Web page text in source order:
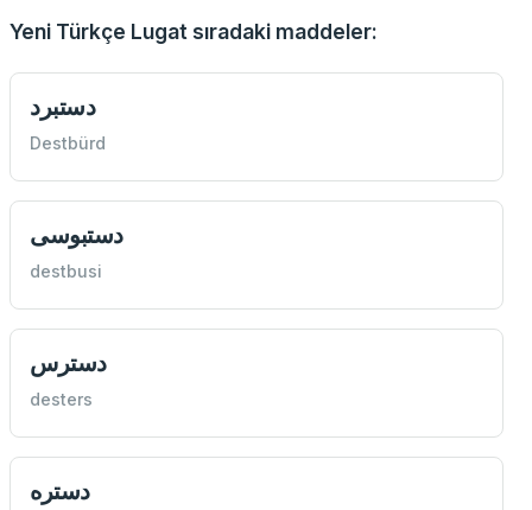
Yeni Türkçe Lugat sıradaki maddeler:
دستبرد
Destbürd
دستبوسی
destbusi
دسترس
desters
دستره